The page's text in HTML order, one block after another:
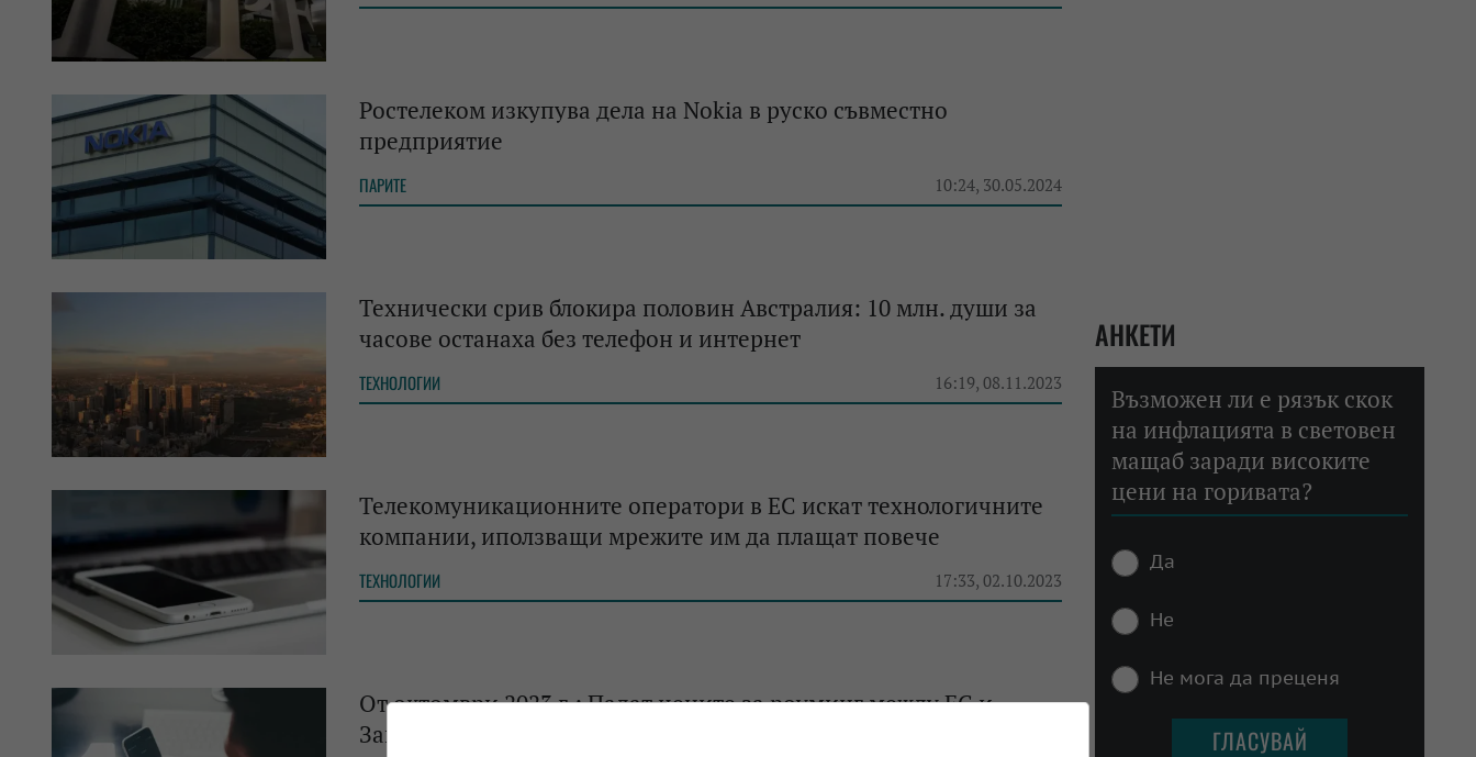
Ростелеком изкупува дела на Nokia в руско съвместно
предприятие
ПАРИТЕ 10:24, 30.05.2024
Технически срив блокира половин Австралия: 10 млн. души за
часове останаха без телефон и интернет
ТЕХНОЛОГИИ 16:19, 08.11.2023
Телекомуникационните оператори в ЕС искат технологичните
компании, иползващи мрежите им да плащат повече
ТЕХНОЛОГИИ 17:33, 02.10.2023
От октомври 2023 г.: Падат цените за роуминг между ЕС и
Западните Балкани
АНКЕТИ
Възможен ли е рязък скок
на инфлацията в световен
мащаб заради високите
цени на горивата?
Да
Не
Не мога да преценя